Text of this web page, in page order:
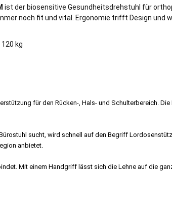
ist der biosensitive Gesundheitsdrehstuhl für
noch fit und vital. Ergonomie trifft Design und
kg
für den Rücken-, Hals- und Schulterbereich.
sucht, wird schnell auf den Begriff
anbietet.
Mit einem Handgriff lässt sich die Lehne auf die